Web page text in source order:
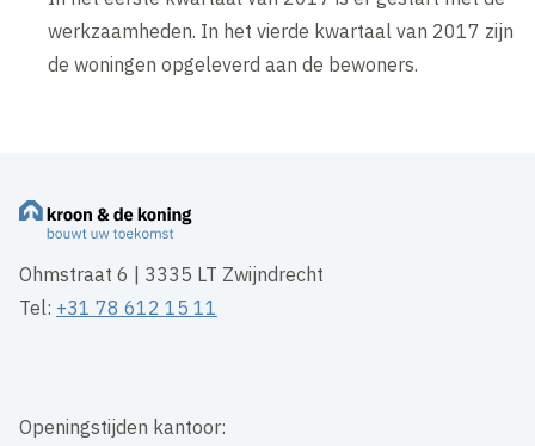
werkzaamheden. In het vierde kwartaal van 2017 zijn
de woningen opgeleverd aan de bewoners.
Ohmstraat 6 | 3335 LT Zwijndrecht
Tel: +31 78 612 15 11
Openingstijden kantoor: